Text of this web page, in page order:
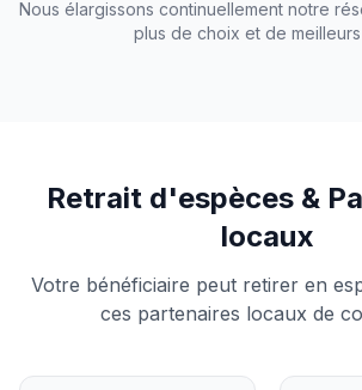
Nous élargissons continuellement notre
plus de choix et de meilleurs
Retrait d'espèces &
locaux
Votre bénéficiaire peut retirer en
ces partenaires locaux de